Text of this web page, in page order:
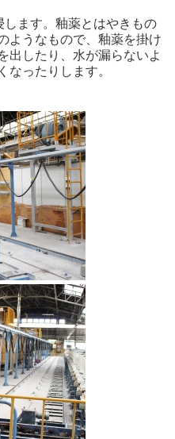
ます。釉薬とはやきもの
ようなもので、釉薬を掛け
出したり、水が漏らないよ
なったりします。